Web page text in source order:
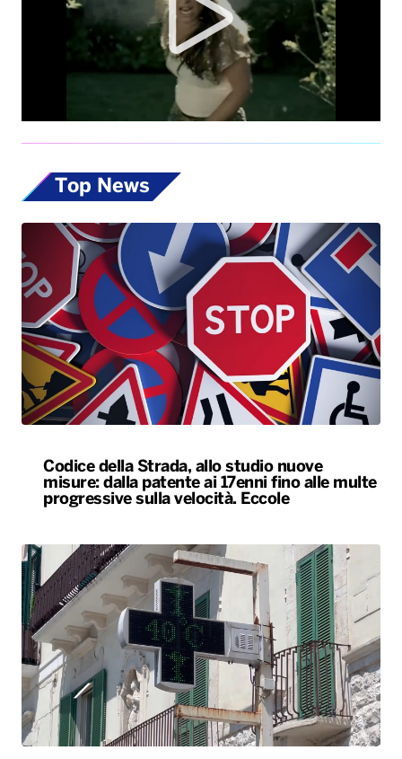
Top News
Codice della Strada, allo studio nuove
misure: dalla patente ai 17enni fino alle multe
progressive sulla velocità. Eccole